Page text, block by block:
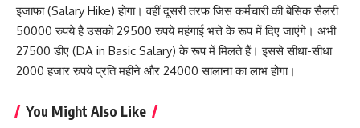
इजाफा (Salary Hike) होगा। वहीं दूसरी तरफ जिस कर्मचारी की बेसिक सैलरी
50000 रुपये है उसको 29500 रुपये महंगाई भत्ते के रूप में दिए जाएंगे। अभी
27500 डीए (DA in Basic Salary) के रूप में मिलते हैं। इससे सीधा-सीधा
2000 हजार रुपये प्रति महीने और 24000 सालाना का लाभ होगा।
You Might Also Like